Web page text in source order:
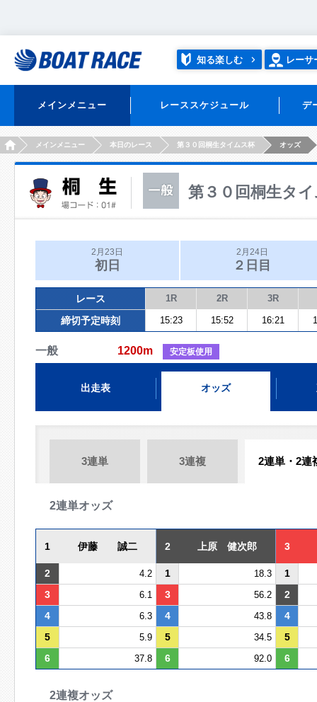
知る楽しむ レーサ
メインメニュー レーススケジュール デ
HOMEメインメニュー 本日のレース 第３０回桐生タイムス杯 オッズ
第３０回桐生タ
2月23日
初日
2月24日
２日目
レース 1R 2R 3R
締切予定時刻 15:23 15:52 16:21
一般 1200m 安定板使用
出走表 オッズ
3連単 3連複 2連単・2連
2連単オッズ
1 伊藤 誠二 2 上原 健次郎 3
2 4.2 1 18.3
1
3
6.1 3 56.2
2
4
6.3 4 43.8
4
5
5.9 5 34.5
5
6
37.8 6 92.0 6
2連複オッズ